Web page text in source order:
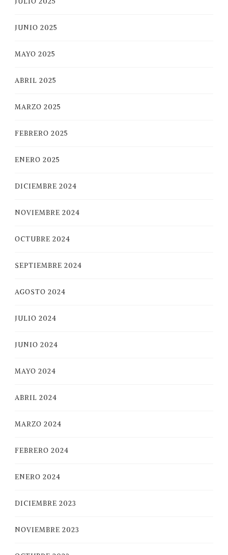
JUNIO 2025
MAYO 2025
ABRIL 2025
MARZO 2025
FEBRERO 2025
ENERO 2025
DICIEMBRE 2024
NOVIEMBRE 2024
OCTUBRE 2024
SEPTIEMBRE 2024
AGOSTO 2024
JULIO 2024
JUNIO 2024
MAYO 2024
ABRIL 2024
MARZO 2024
FEBRERO 2024
ENERO 2024
DICIEMBRE 2023
NOVIEMBRE 2023